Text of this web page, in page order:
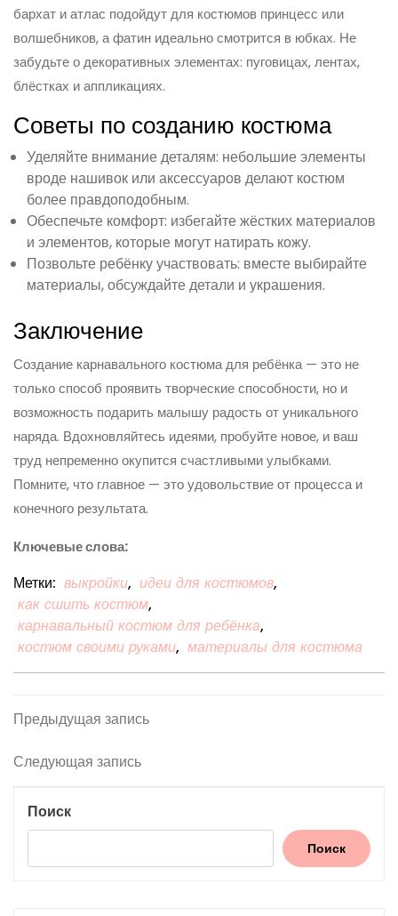
бархат и атлас подойдут для костюмов принцесс или
волшебников, а фатин идеально смотрится в юбках. Не
забудьте о декоративных элементах: пуговицах, лентах,
блёстках и аппликациях.
Советы по созданию костюма
Уделяйте внимание деталям: небольшие элементы
вроде нашивок или аксессуаров делают костюм
более правдоподобным.
Обеспечьте комфорт: избегайте жёстких материалов
и элементов, которые могут натирать кожу.
Позвольте ребёнку участвовать: вместе выбирайте
материалы, обсуждайте детали и украшения.
Заключение
Создание карнавального костюма для ребёнка — это не
только способ проявить творческие способности, но и
возможность подарить малышу радость от уникального
наряда. Вдохновляйтесь идеями, пробуйте новое, и ваш
труд непременно окупится счастливыми улыбками.
Помните, что главное — это удовольствие от процесса и
конечного результата.
Ключевые слова:
Метки: выкройки, идеи для костюмов,
как сшить костюм,
карнавальный костюм для ребёнка,
костюм своими руками, материалы для костюма
Навигация
по
записям
Предыдущая
Предыдущая запись
Следующая
Следующая запись
Поиск
Поиск